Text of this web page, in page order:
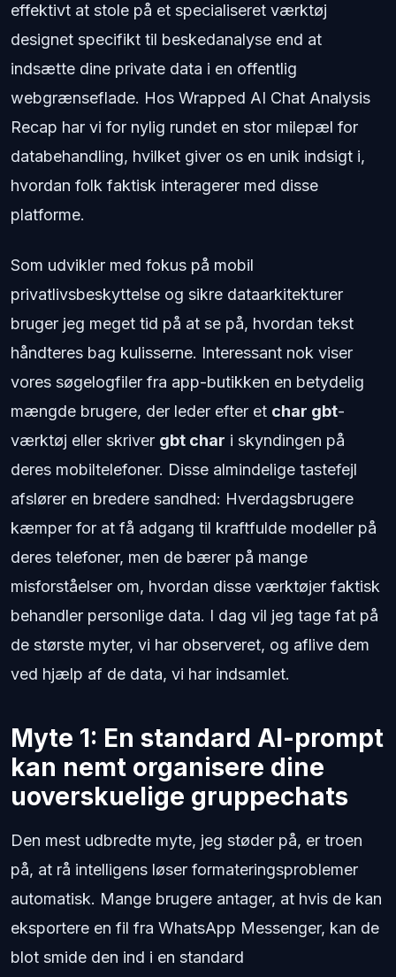
effektivt at stole på et specialiseret værktøj
designet specifikt til beskedanalyse end at
indsætte dine private data i en offentlig
webgrænseflade. Hos Wrapped AI Chat Analysis
Recap har vi for nylig rundet en stor milepæl for
databehandling, hvilket giver os en unik indsigt i,
hvordan folk faktisk interagerer med disse
platforme.
Som udvikler med fokus på mobil
privatlivsbeskyttelse og sikre dataarkitekturer
bruger jeg meget tid på at se på, hvordan tekst
håndteres bag kulisserne. Interessant nok viser
vores søgelogfiler fra app-butikken en betydelig
mængde brugere, der leder efter et char gbt-
værktøj eller skriver gbt char i skyndingen på
deres mobiltelefoner. Disse almindelige tastefejl
afslører en bredere sandhed: Hverdagsbrugere
kæmper for at få adgang til kraftfulde modeller på
deres telefoner, men de bærer på mange
misforståelser om, hvordan disse værktøjer faktisk
behandler personlige data. I dag vil jeg tage fat på
de største myter, vi har observeret, og aflive dem
ved hjælp af de data, vi har indsamlet.
Myte 1: En standard AI-prompt
kan nemt organisere dine
uoverskuelige gruppechats
Den mest udbredte myte, jeg støder på, er troen
på, at rå intelligens løser formateringsproblemer
automatisk. Mange brugere antager, at hvis de kan
eksportere en fil fra WhatsApp Messenger, kan de
blot smide den ind i en standard